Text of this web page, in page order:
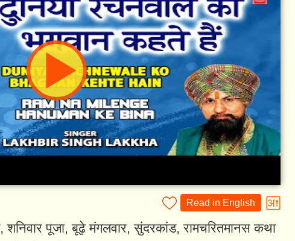
Read in English
शनिवार पूजा, बूढ़े मंगलवार, सुंदरकांड, रामचरितमानस कथा